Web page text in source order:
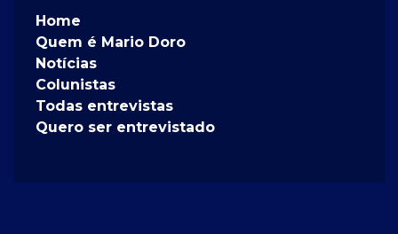
Home
Quem é Mario Doro
Notícias
Colunistas
Todas entrevistas
Quero ser entrevistado